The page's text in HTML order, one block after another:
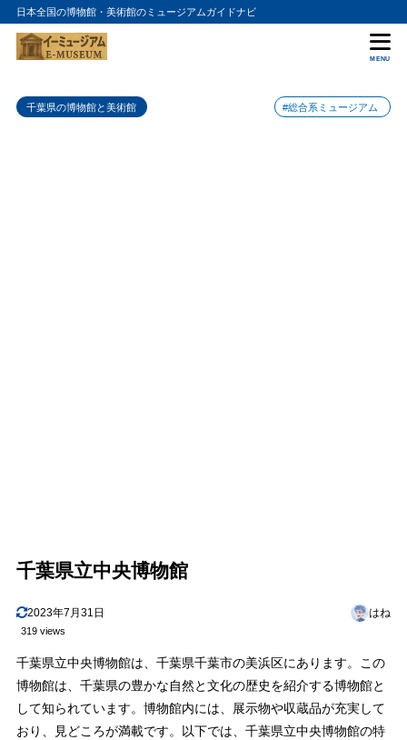
日本全国の博物館・美術館のミュージアムガイドナビ
MENU
千葉県の博物館と美術館 #総合系ミュージアム
千葉県立中央博物館
2023年7月31日 はね
319 views
千葉県立中央博物館は、千葉県千葉市の美浜区にあります。この
博物館は、千葉県の豊かな自然と文化の歴史を紹介する博物館と
して知られています。博物館内には、展示物や収蔵品が充実して
おり、見どころが満載です。以下では、千葉県立中央博物館の特
目次
1 千葉県立中央博物館の入館料金